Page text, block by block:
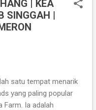
| KEA
SINGGAH |
satu tempat menarik
yang paling popular
Farm. Ia adalah